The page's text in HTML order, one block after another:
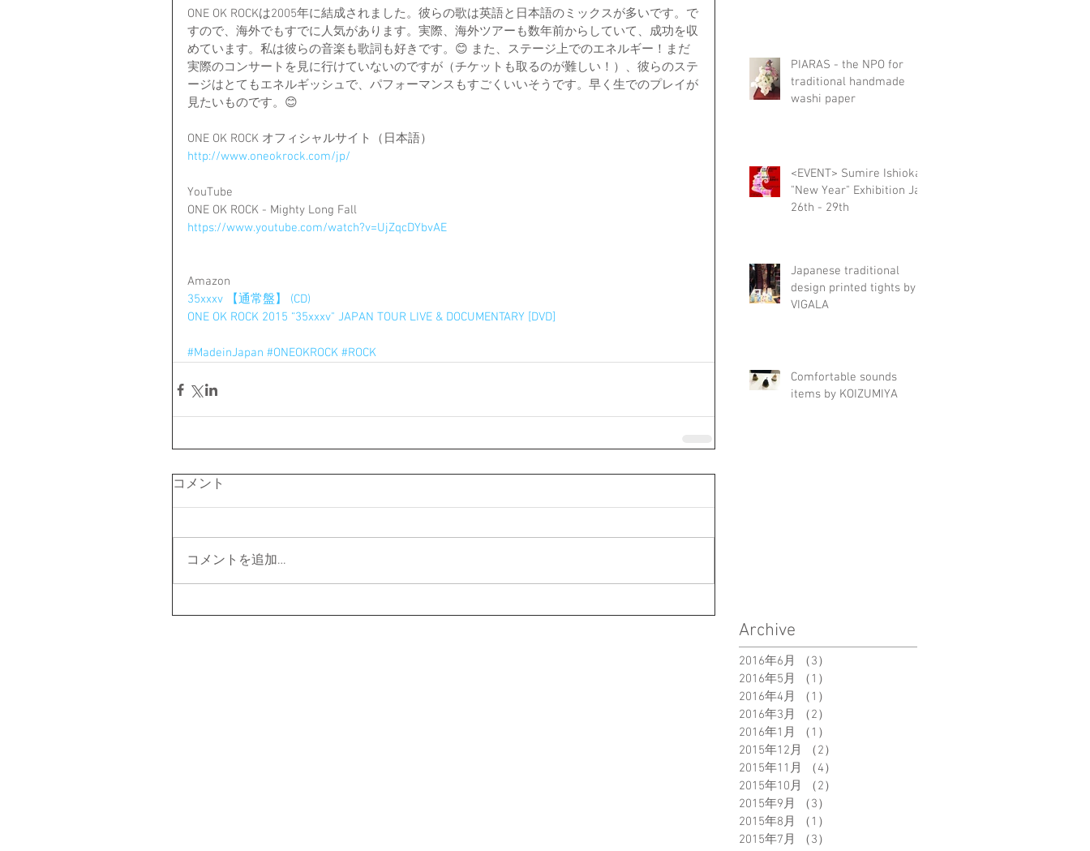
ONE OK ROCKは2005年に結成されました。彼らの歌は英語と日本語のミックスが多いです。で
すので、海外でもすでに人気があります。実際、海外ツアーも数年前からしていて、成功を収
めています。私は彼らの音楽も歌詞も好きです。😊 また、ステージ上でのエネルギー！まだ
実際のコンサートを見に行けていないのですが（チケットも取るのが難しい！）、彼らのステ
ージはとてもエネルギッシュで、パフォーマンスもすごくいいそうです。早く生でのプレイが
見たいものです。😊
ONE OK ROCK オフィシャルサイト（日本語）
http://www.oneokrock.com/jp/
YouTube
ONE OK ROCK - Mighty Long Fall
https://www.youtube.com/watch?v=UjZqcDYbvAE
Amazon
35xxxv 【通常盤】 (CD)
ONE OK ROCK 2015 “35xxxv" JAPAN TOUR LIVE & DOCUMENTARY [DVD]
#MadeinJapan #ONEOKROCK #ROCK
コメント
コメントを追加…
PIARAS - the NPO for
traditional handmade
washi paper
<EVENT> Sumire Ishioka
"New Year" Exhibition Jan
26th - 29th
Japanese traditional
design printed tights by
VIGALA
Comfortable sounds
items by KOIZUMIYA
Archive
2016年6月 （3）
2016年5月
（1）
2016年4月
（1）
2016年3月
（2）
2016年1月
（1）
2015年12月
（2）
2015年11月
（4）
2015年10月
（2）
2015年9月
（3）
2015年8月
（1）
2015年7月
（3）